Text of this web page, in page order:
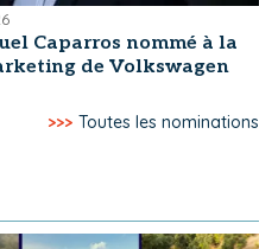
Caparros nommé à la
de Volkswagen
>>> Toutes les nominations